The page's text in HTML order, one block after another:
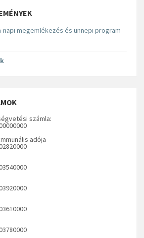
napi megemlékezés és ünnepi program
számla:
adója